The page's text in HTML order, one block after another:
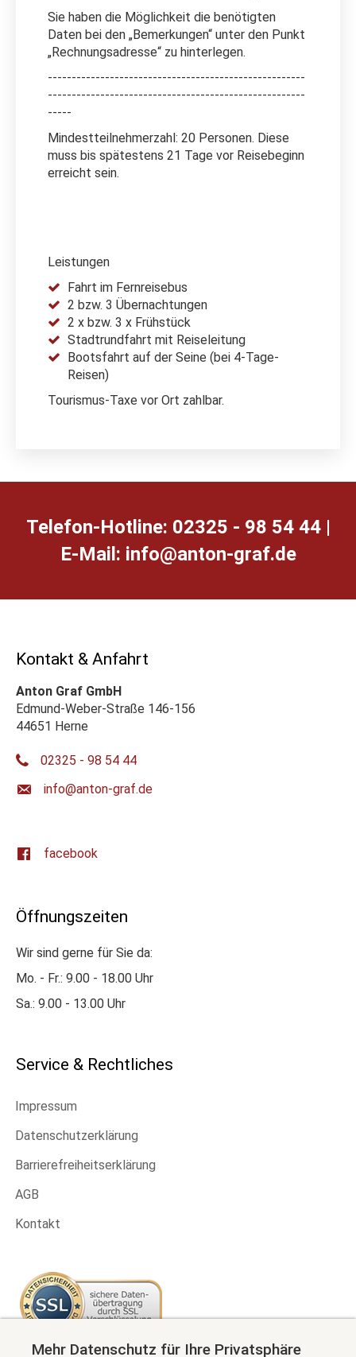
Sie haben die Möglichkeit die benötigten
Daten bei den „Bemerkungen“ unter den Punkt
„Rechnungsadresse“ zu hinterlegen.
------------------------------------------------------
------------------------------------------------------
-----
Mindestteilnehmerzahl: 20 Personen. Diese
muss bis spätestens 21 Tage vor Reisebeginn
erreicht sein.
Leistungen
Fahrt im Fernreisebus
2 bzw. 3 Übernachtungen
2 x bzw. 3 x Frühstück
Stadtrundfahrt mit Reiseleitung
Bootsfahrt auf der Seine (bei 4-Tage-
Reisen)
Tourismus-Taxe vor Ort zahlbar.
Telefon-Hotline: 02325 - 98 54 44 |
E-Mail: ed.farg-notna@ofni
Kontakt & Anfahrt
Anton Graf GmbH
Edmund-Weber-Straße 146-156
44651 Herne
02325 - 98 54 44
ed.farg-notna@ofni
facebook
Öffnungszeiten
Wir sind gerne für Sie da:
Mo. - Fr.: 9.00 - 18.00 Uhr
Sa.: 9.00 - 13.00 Uhr
Service & Rechtliches
Impressum
Datenschutzerklärung
Barrierefreiheitserklärung
AGB
Kontakt
Mehr Datenschutz für Ihre Privatsphäre